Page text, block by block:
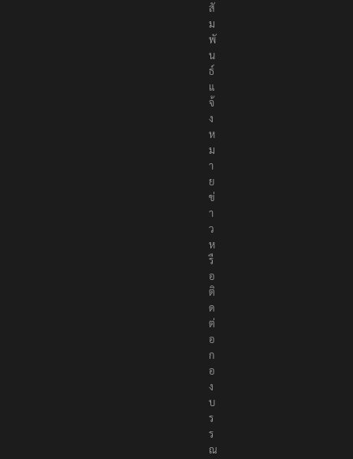
า
สั
ม
พั
น
ธ์
แ
จ้
ง
ห
ม
า
ย
ข่
า
ว
ห
รื
อ
ติ
ด
ต่
อ
ก
อ
ง
บ
ร
ร